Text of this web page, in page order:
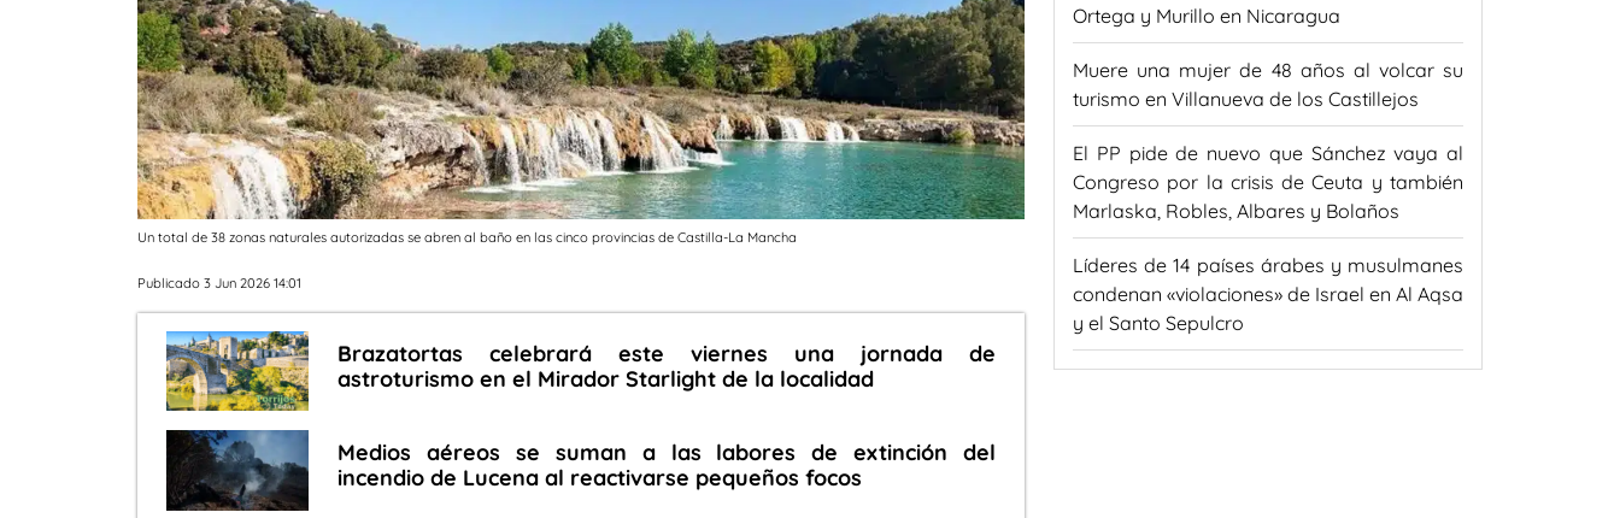
Un total de 38 zonas naturales autorizadas se abren al baño en las cinco provincias de Castilla-La Mancha
Publicado 3 Jun 2026 14:01
Brazatortas celebrará este viernes una jornada de
astroturismo en el Mirador Starlight de la localidad
Medios aéreos se suman a las labores de extinción del
incendio de Lucena al reactivarse pequeños focos
Ortega y Murillo en Nicaragua
Muere una mujer de 48 años al volcar su
turismo en Villanueva de los Castillejos
El PP pide de nuevo que Sánchez vaya al
Congreso por la crisis de Ceuta y también
Marlaska, Robles, Albares y Bolaños
Líderes de 14 países árabes y musulmanes
condenan «violaciones» de Israel en Al Aqsa
y el Santo Sepulcro